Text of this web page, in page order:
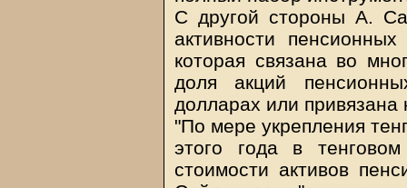
С другой стороны А.
активности
которая связана во
доля акций
долларах или привязана
"По мере укрепления
этого года в
стоимости активов